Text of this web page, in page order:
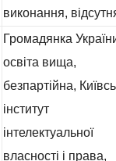
виконання,
Громадянка
освіта вища,
безпартійна,
інститут
інтелектуальної
власності і права,